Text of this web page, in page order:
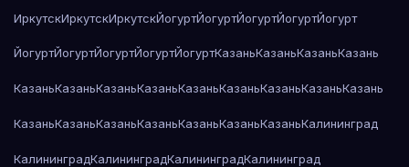
ИркутскИркутскИркутскЙогуртЙогуртЙогуртЙогуртЙогурт
ЙогуртЙогуртЙогуртЙогуртЙогуртКазаньКазаньКазаньКазань
КазаньКазаньКазаньКазаньКазаньКазаньКазаньКазаньКазань
КазаньКазаньКазаньКазаньКазаньКазаньКазаньКалининград
КалининградКалининградКалининградКалининград